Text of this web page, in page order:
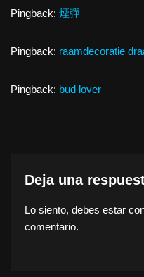
Pingback: 煙彈
Pingback: raamdecoratie
Pingback: bud lover
Deja una
Lo siento, debes estar
comentario.